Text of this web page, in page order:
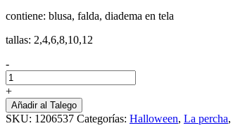
contiene: blusa, falda, diadema en tela
tallas: 2,4,6,8,10,12
-
Disfraz
Niña
Luisa
Encanto
cantidad
+
Añadir al Talego
SKU: 1206537 Categorías: Halloween, La percha,